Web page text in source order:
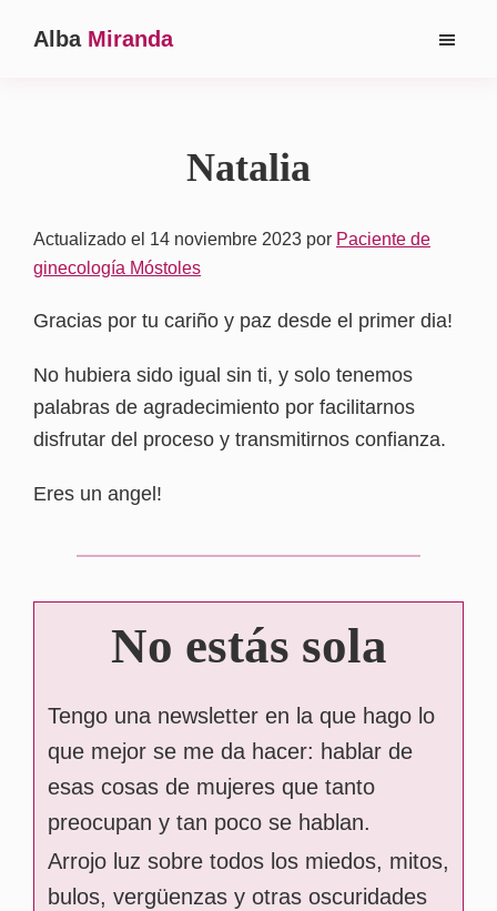
Alba Miranda
Natalia
Actualizado el 14 noviembre 2023 por Paciente de
ginecología Móstoles
Gracias por tu cariño y paz desde el primer dia!
No hubiera sido igual sin ti, y solo tenemos
palabras de agradecimiento por facilitarnos
disfrutar del proceso y transmitirnos confianza.
Eres un angel!
No estás sola
Tengo una newsletter en la que hago lo
que mejor se me da hacer: hablar de
esas cosas de mujeres que tanto
preocupan y tan poco se hablan.
Arrojo luz sobre todos los miedos, mitos,
bulos, vergüenzas y otras oscuridades